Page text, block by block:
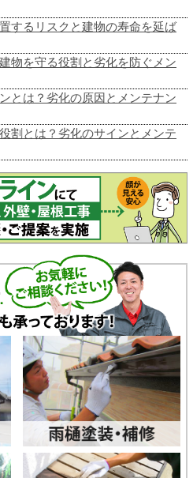
するリスクと建物の寿命を延ば
物を守る役割と劣化を防ぐメン
とは？劣化の原因とメンテナン
割とは？劣化のサインとメンテ